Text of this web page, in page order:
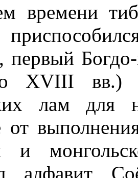
времени
первый
XVIII вв.)
лам для
от
и
алфавит